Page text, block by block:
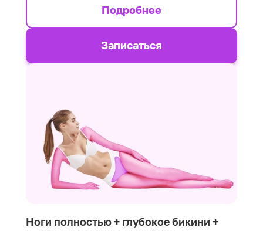
Подробнее
Записаться
Ноги полностью + глубокое бикини +